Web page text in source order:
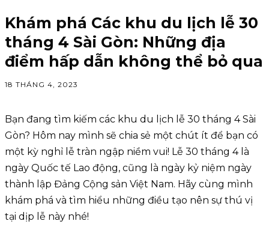
Khám phá Các khu du lịch lễ 30
tháng 4 Sài Gòn: Những địa
điểm hấp dẫn không thể bỏ qua
18 THÁNG 4, 2023
Bạn đang tìm kiếm các khu du lịch lễ 30 tháng 4 Sài
Gòn? Hôm nay mình sẽ chia sẻ một chút ít để bạn có
một kỳ nghỉ lễ tràn ngập niềm vui! Lễ 30 tháng 4 là
ngày Quốc tế Lao động, cũng là ngày kỷ niệm ngày
thành lập Đảng Cộng sản Việt Nam. Hãy cùng mình
khám phá và tìm hiểu những điều tạo nên sự thú vị
tại dịp lễ này nhé!